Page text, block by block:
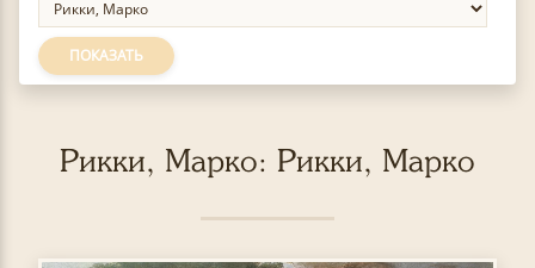
ПОКАЗАТЬ
Рикки, Марко: Рикки, Марко